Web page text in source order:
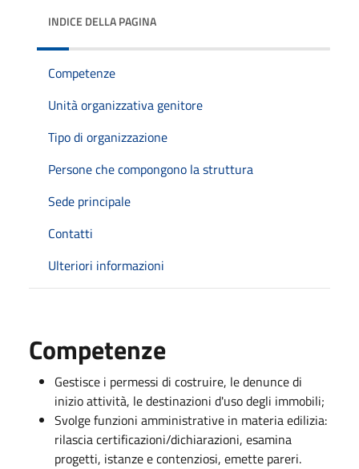
INDICE DELLA PAGINA
Competenze
Unità organizzativa genitore
Tipo di organizzazione
Persone che compongono la struttura
Sede principale
Contatti
Ulteriori informazioni
Competenze
Gestisce i permessi di costruire, le denunce di
inizio attività, le destinazioni d'uso degli immobili;
Svolge funzioni amministrative in materia edilizia:
rilascia certificazioni/dichiarazioni, esamina
progetti, istanze e contenziosi, emette pareri.